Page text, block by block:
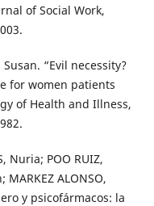
of Social Work,
Susan. “Evil necessity?
for women patients
of Health and Illness,
Nuria; POO RUIZ,
MARKEZ ALONSO,
y psicofármacos: la